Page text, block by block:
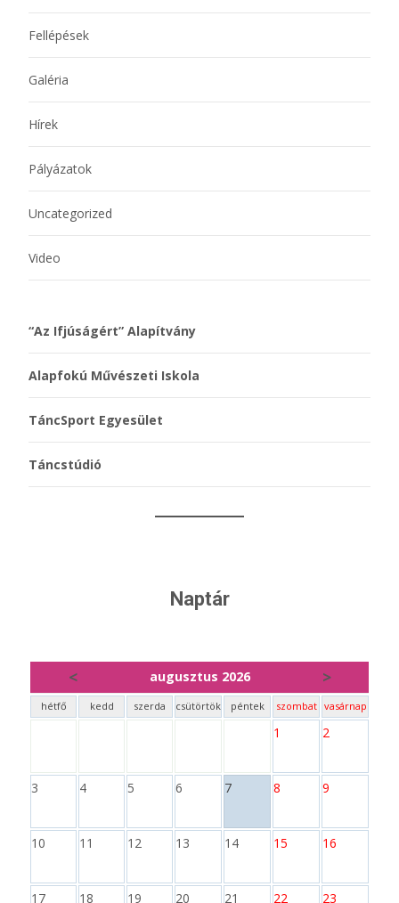
Fellépések
Galéria
Hírek
Pályázatok
Uncategorized
Video
“Az Ifjúságért” Alapítvány
Alapfokú Művészeti Iskola
TáncSport Egyesület
Táncstúdió
Naptár
< augusztus 2026 >
hétfő kedd szerda csütörtök péntek szombat vasárnap
1 2
3 4 5 6 7 8 9
10 11 12 13 14 15 16
17 18 19 20 21 22 23